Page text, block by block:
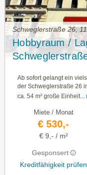
Schweglerstraße 26,
Hobbyraum /
Ab sofort gelangt ein
der Schweglerstraße 26
ca. 54 m² große Einheit...
Miete / Monat
€ 530,-
€ 9,- / m²
Gesponsert
Kreditfähigkeit prüfen